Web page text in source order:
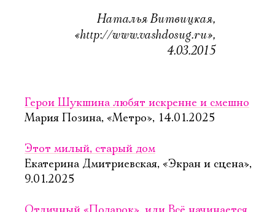
Наталья Витвицкая,
«http://www.vashdosug.ru»,
4.03.2015
Герои Шукшина любят искренне и смешно
Мария Позина, «Метро», 14.01.2025
Этот милый, старый дом
Екатерина Дмитриевская, «Экран и сцена»,
9.01.2025